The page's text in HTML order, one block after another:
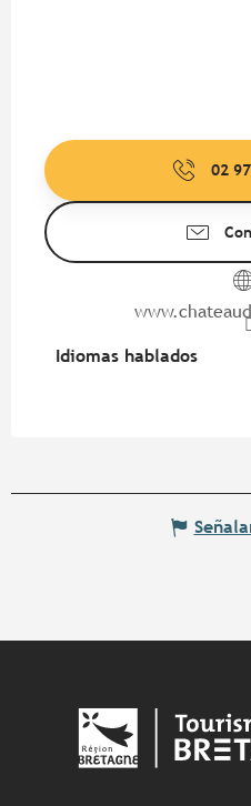
02
Idiomas hablados
Idiomas hablados